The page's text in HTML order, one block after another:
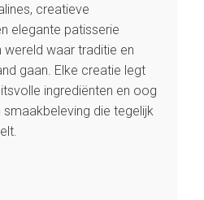
creatieve
elegante patisserie
wereld waar traditie en
gaan. Elke creatie legt
ingrediënten en oog
die tegelijk